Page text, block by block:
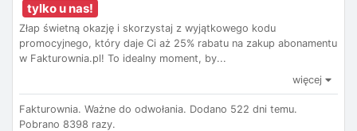
tylko u nas!
Złap świetną okazję i skorzystaj z wyjątkowego kodu
promocyjnego, który daje Ci aż 25% rabatu na zakup abonamentu
w Fakturownia.pl! To idealny moment, by...
więcej
Fakturownia. Ważne do odwołania. Dodano 522 dni temu.
Pobrano 8398 razy.